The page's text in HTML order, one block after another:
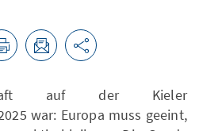
auf der Kieler
war: Europa muss geeint,